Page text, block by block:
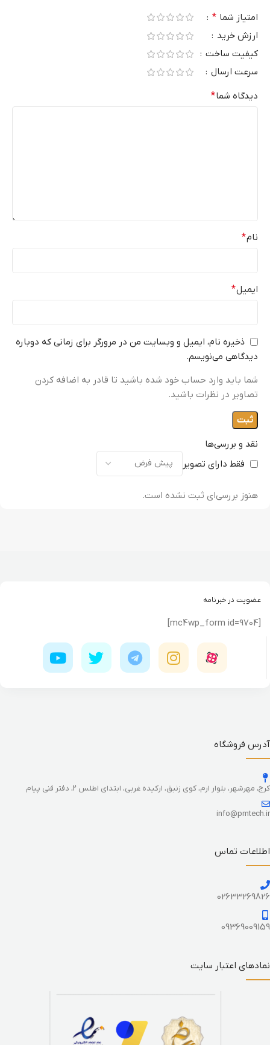
نقد و بررسی‌ها
فقط دارای تصویر
هنوز بررسی‌ای ثبت نشده است.
امتیاز شما *
ارزش خرید
کیفیت ساخت
سرعت ارسال
دیدگاه شما*
نام*
ایمیل*
ذخیره نام، ایمیل و وبسایت من در مرورگر برای زمانی که دوباره
دیدگاهی می‌نویسم.
شما باید وارد حساب خود شده باشید تا قادر به اضافه کردن
تصاویر در نظرات باشید.
عضویت در خبرنامه
[mc4wp_form id=9704]
آدرس فروشگاه
کرج، مهرشهر، بلوار ارم، کوی زنبق، ارکیده غربی، ابتدای اطلس 2، دفتر فنی پیام
info@pmtech.ir
اطلاعات تماس
02633269826
09369009159
نمادهای اعتبار سایت